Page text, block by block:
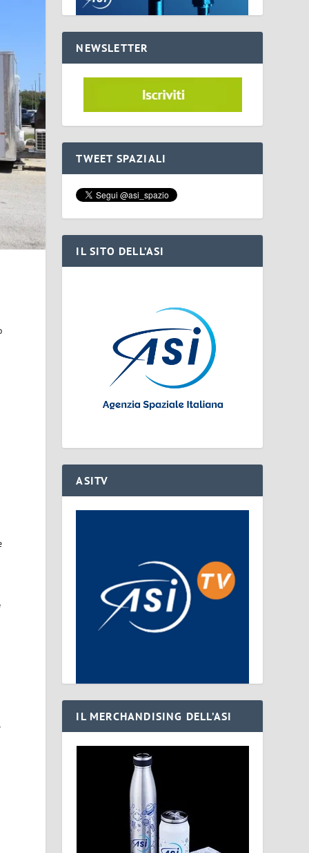
NEWSLETTER
TWEET SPAZIALI
IL SITO DELL’ASI
ASITV
IL MERCHANDISING DELL’ASI